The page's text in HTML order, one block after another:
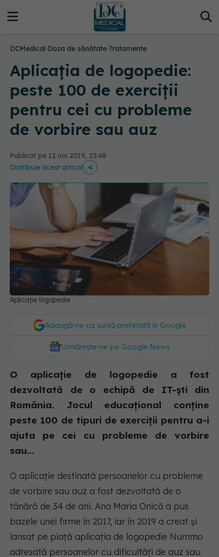
DCMedical›Doza de sănătate›Tratamente
Aplicația de logopedie:
peste 100 de exerciții
pentru cei cu probleme
de vorbire sau auz
Publicat pe 12 noi 2019, 23:48
Distribuie acest articol
Aplicație logopedie
Adaugă-ne ca sursă preferată în Google
Urmărește-ne pe Google News
O aplicație de logopedie a fost
dezvoltată de o echipă de IT-ști din
România. Jocul educațional conține
peste 100 de tipuri de exerciții pentru a-i
ajuta pe cei cu probleme de vorbire
sau...
O aplicație destinată persoanelor cu probleme
de vorbire sau auz a fost dezvoltată de o
tânără de 34 de ani. Ana Maria Onică a pus
bazele unei firme în 2017, iar în 2019 a creat şi
lansat pe piaţă aplicaţia de logopedie Nummo
adresată persoanelor cu dificultăţi de auz sau